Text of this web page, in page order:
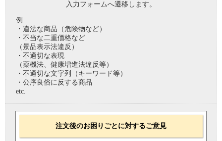
入力フォームへ遷移します。
例
・違法な商品（危険物など）
・不当な二重価格など
（景品表示法違反）
・不適切な表現
（薬機法、健康増進法違反等）
・不適切な文字列（キーワード等）
・公序良俗に反する商品
etc.
注文後のお困りごとに対するご意見